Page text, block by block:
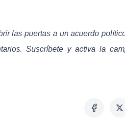
las puertas a un acuerdo
Suscríbete y activa la